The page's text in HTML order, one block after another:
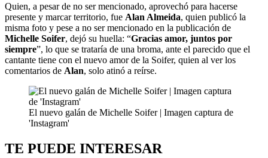
Quien, a pesar de no ser mencionado, aprovechó para hacerse
presente y marcar territorio, fue Alan Almeida, quien publicó la
misma foto y pese a no ser mencionado en la publicación de
Michelle Soifer, dejó su huella: “Gracias amor, juntos por
siempre”, lo que se trataría de una broma, ante el parecido que el
cantante tiene con el nuevo amor de la Soifer, quien al ver los
comentarios de Alan, solo atinó a reírse.
El nuevo galán de Michelle Soifer | Imagen captura de
'Instagram'
TE PUEDE INTERESAR